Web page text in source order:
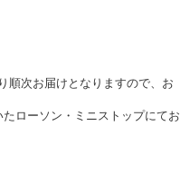
順次お届けとなりますので、お
ローソン・ミニストップにてお